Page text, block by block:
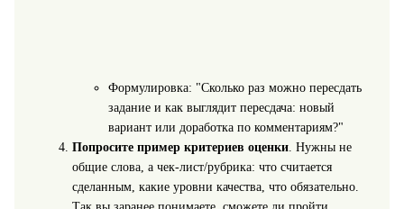
Формулировка: "Сколько раз можно пересдать
задание и как выглядит пересдача: новый
вариант или доработка по комментариям?"
Попросите пример критериев оценки. Нужны не
общие слова, а чек-лист/рубрика: что считается
сделанным, какие уровни качества, что обязательно.